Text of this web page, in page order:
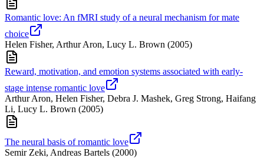
Romantic love: An fMRI study of a neural mechanism for mate
choice
Helen Fisher, Arthur Aron, Lucy L. Brown (2005)
Reward, motivation, and emotion systems associated with early-
stage intense romantic love
Arthur Aron, Helen Fisher, Debra J. Mashek, Greg Strong, Haifang
Li, Lucy L. Brown (2005)
The neural basis of romantic love
Semir Zeki, Andreas Bartels (2000)